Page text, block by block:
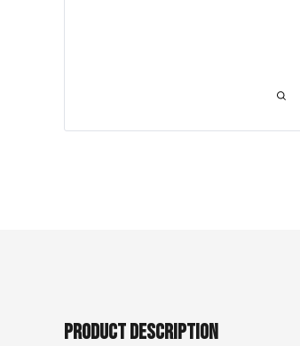
PRODUCT DESCRIPTION